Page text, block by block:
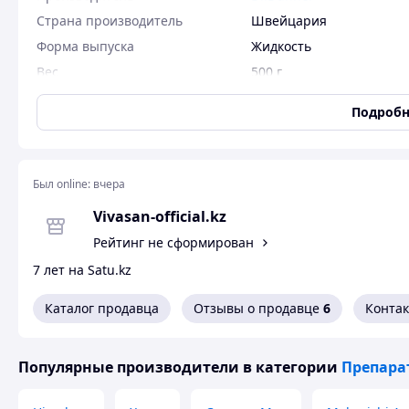
Страна производитель
Швейцария
Форма выпуска
Жидкость
Вес
500 г
Состав
экстракты артишока,
Пользовательские характеристики
Родина артишока - Средиземноморье.
Современные ученые и врачи уже давно обратили
Был online: вчера
Vivasan-official.kz
Рейтинг не сформирован
7 лет на Satu.kz
Каталог продавца Отзывы о продавце 6
Популярные производители в категории